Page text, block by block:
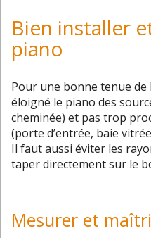
Bien installer
piano
Pour une bonne tenue de
éloigné le piano des
cheminée) et pas trop
(porte d’entrée, baie
Il faut aussi éviter les
taper directement sur le
Mesurer et